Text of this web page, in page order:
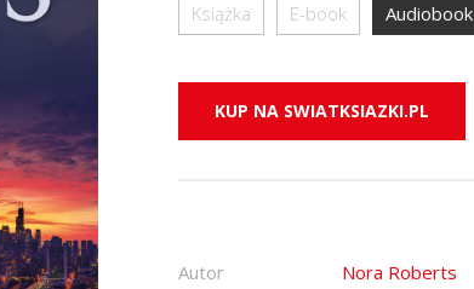
Książka E-book Audiobook
KUP NA SWIATKSIAZKI.PL
Autor Nora Roberts